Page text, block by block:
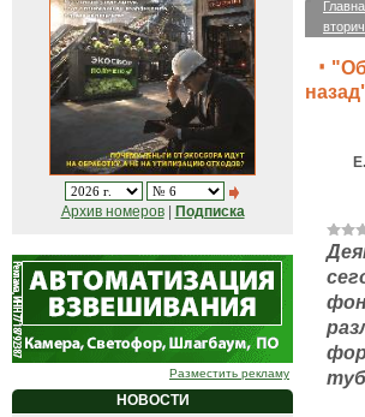
Архив номеров| Подписка
Разместить рекламу
НОВОСТИ